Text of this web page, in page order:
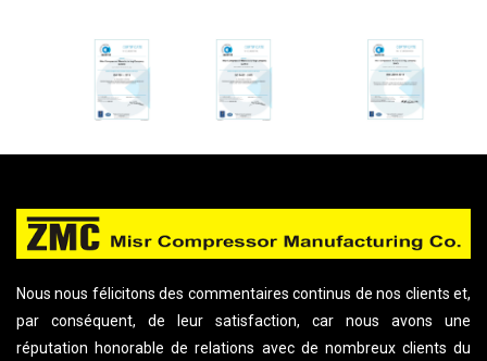
Nous nous félicitons des commentaires continus de nos clients et,
par conséquent, de leur satisfaction, car nous avons une
réputation honorable de relations avec de nombreux clients du